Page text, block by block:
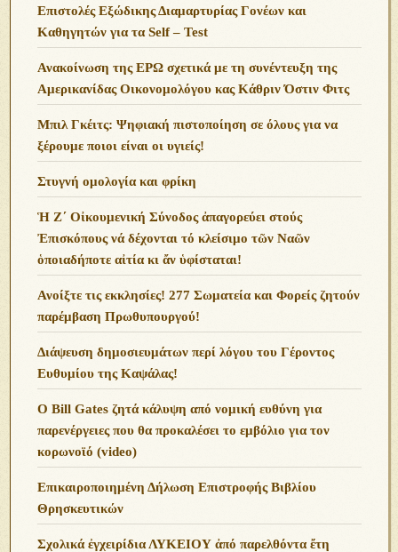
Επιστολές Εξώδικης Διαμαρτυρίας Γονέων και
Καθηγητών για τα Self – Test
Ανακοίνωση της ΕΡΩ σχετικά με τη συνέντευξη της
Αμερικανίδας Οικονομολόγου κας Κάθριν Όστιν Φιτς
Μπιλ Γκέιτς: Ψηφιακή πιστοποίηση σε όλους για να
ξέρουμε ποιοι είναι οι υγιείς!
Στυγνή ομολογία και φρίκη
Ἡ Ζ΄ Οἰκουμενική Σύνοδος ἀπαγορεύει στούς
Ἐπισκόπους νά δέχονται τό κλείσιμο τῶν Ναῶν
ὁποιαδήποτε αἰτία κι ἄν ὑφίσταται!
Ανoίξτε τις εκκλησίες! 277 Σωματεία και Φορείς ζητούν
παρέμβαση Πρωθυπουργού!
Διάψευση δημοσιευμάτων περί λόγου του Γέροντος
Ευθυμίου της Καψάλας!
O Bill Gates ζητά κάλυψη από νομική ευθύνη για
παρενέργειες που θα προκαλέσει το εμβόλιο για τον
κορωνοϊό (video)
Επικαιροποιημένη Δήλωση Επιστροφής Βιβλίου
Θρησκευτικών
Σχολικά ἐγχειρίδια ΛΥΚΕΙΟΥ ἀπό παρελθόντα ἔτη